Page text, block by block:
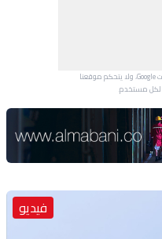
يتم عرض هذا الإعلان بواسطة إعلانات Google، ولا يتحكم موقعنا
لكل مستخدم.
فيديو